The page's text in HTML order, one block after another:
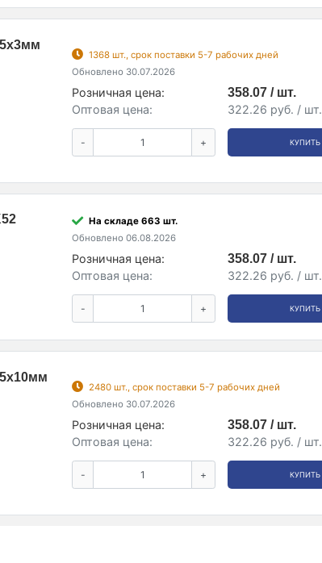
1368 шт., срок поставки 5-7 рабочих дней
Обновлено 30.07.2026
Розничная цена:
358.07 / шт.
Оптовая цена:
322.26 руб. / шт.
- + КУПИТЬ
На складе 663 шт.
Обновлено 06.08.2026
Розничная цена:
358.07 / шт.
Оптовая цена:
322.26 руб. / шт.
- + КУПИТЬ
2480 шт., срок поставки 5-7 рабочих дней
Обновлено 30.07.2026
Розничная цена:
358.07 / шт.
Оптовая цена:
322.26 руб. / шт.
- + КУПИТЬ